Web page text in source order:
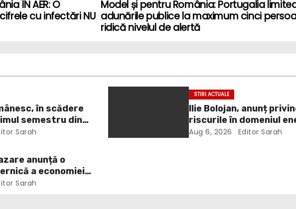
Model și pentru România: Portugalia
adunările publice la maximum cinci
ridică nivelul de alertă
ÎN AER: O
cu infectări NU
în scădere
semestru din
Sarah
STIRI ACTUALE
Ilie Bolojan, anunț
riscurile în domeniul
electrice. Ce a decis
Aug 6, 2026 Editor Sarah
anunță o
a economiei
va scădea,
Sarah